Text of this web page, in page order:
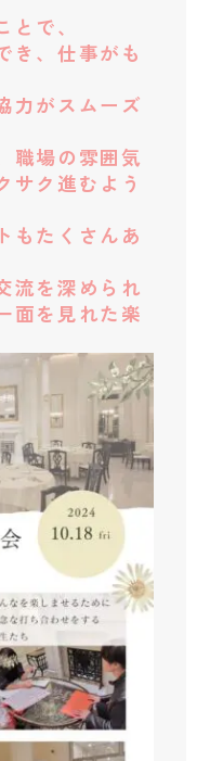
で、
き、仕事がも
力がスムーズ
職場の雰囲気
サク進むよう
もたくさんあ
流を深められ
面を見れた楽